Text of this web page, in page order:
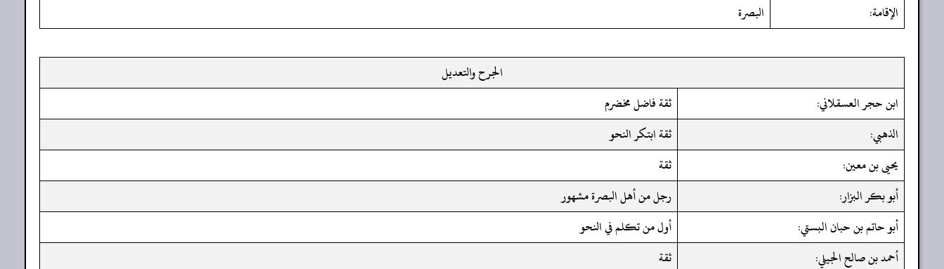
الإقامة:
البصرة
الجرح والتعديل
ابن حجر العسقلاني:
ثقة فاضل مخضرم
الذهبي:
ثقة ابتكر النحو
يحيى بن معين:
ثقة
أبو بكر البزار:
رجل من أهل البصرة مشهور
أبو حاتم بن حبان البستي:
أول من تكلم في النحو
أحمد بن صالح الجيلي:
ثقة